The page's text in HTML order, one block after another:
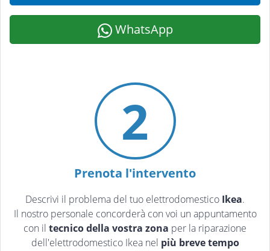
WhatsApp
2
Prenota l'intervento
Descrivi il problema del tuo elettrodomestico Ikea.
Il nostro personale concorderà con voi un appuntamento
con il tecnico della vostra zona per la riparazione
dell'elettrodomestico Ikea nel più breve tempo